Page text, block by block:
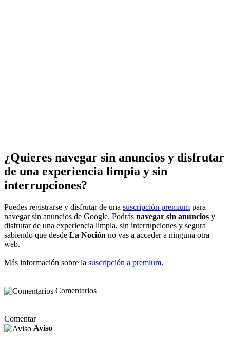
¿Quieres navegar sin anuncios y disfrutar
de una experiencia limpia y sin
interrupciones?
Puedes registrarse y disfrutar de una suscripción premium para
navegar sin anuncios de Google. Podrás navegar sin anuncios y
disfrutar de una experiencia limpia, sin interrupciones y segura
sabiendo que desde La Noción no vas a acceder a ninguna otra
web.
Más información sobre la suscripción a premium.
Comentarios
Comentar
Aviso